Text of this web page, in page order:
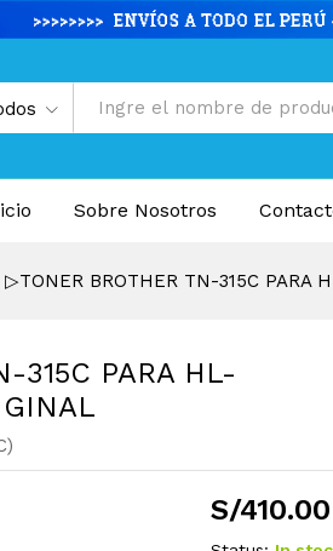
Sobre Nosotros
▷TONER BROTHER TN-315C PARA
315C PARA HL-
S/410.00
Especificaciones